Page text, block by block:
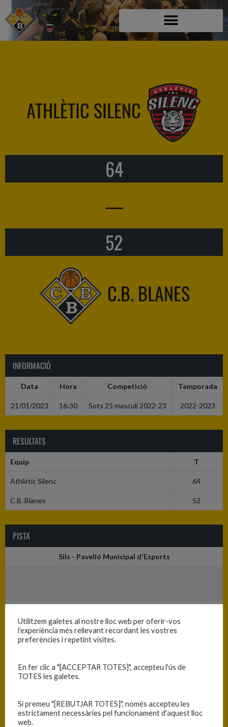
ATHLÈTIC SILENC
64
—
52
C.B. BLANES
INFORMACIÓ
Data Hora Competició Temporada
21/01/2023 16:30 Sots 25 masculí 2022-23 2022-2023
RESULTATS
Equip T
Athlètic Silenc 64
C.B. Blanes 52
PISTA
Sils - Pavelló Municipal d'Esports
Utilitzem galetes al nostre lloc web per oferir-vos
l’experiència més rellevant recordant les vostres
preferències i repetint visites.
En fer clic a "[ACCEPTAR TOTES]", accepteu l'ús de
TOTES les galetes.
Si premeu "[REBUTJAR TOTES]", només accepteu les
estrictament necessàries pel funcionament d'aquest lloc
web.